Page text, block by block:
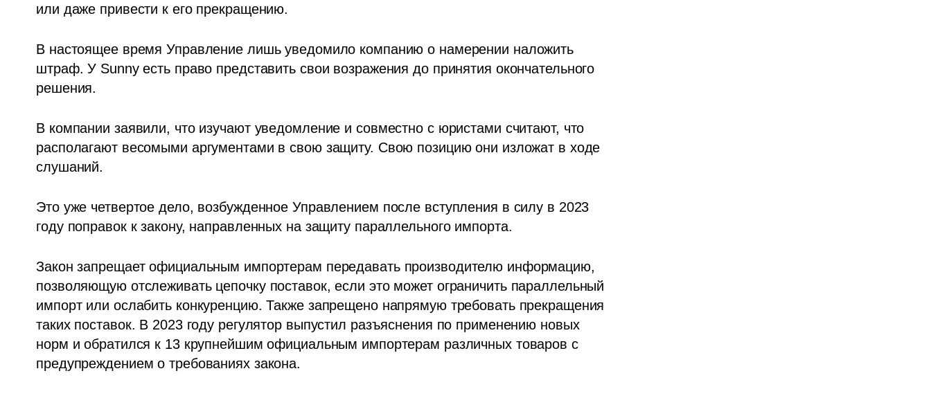
или даже привести к его прекращению.
В настоящее время Управление лишь уведомило компанию о намерении наложить
штраф. У Sunny есть право представить свои возражения до принятия окончательного
решения.
В компании заявили, что изучают уведомление и совместно с юристами считают, что
располагают весомыми аргументами в свою защиту. Свою позицию они изложат в ходе
слушаний.
Это уже четвертое дело, возбужденное Управлением после вступления в силу в 2023
году поправок к закону, направленных на защиту параллельного импорта.
Закон запрещает официальным импортерам передавать производителю информацию,
позволяющую отслеживать цепочку поставок, если это может ограничить параллельный
импорт или ослабить конкуренцию. Также запрещено напрямую требовать прекращения
таких поставок. В 2023 году регулятор выпустил разъяснения по применению новых
норм и обратился к 13 крупнейшим официальным импортерам различных товаров с
предупреждением о требованиях закона.